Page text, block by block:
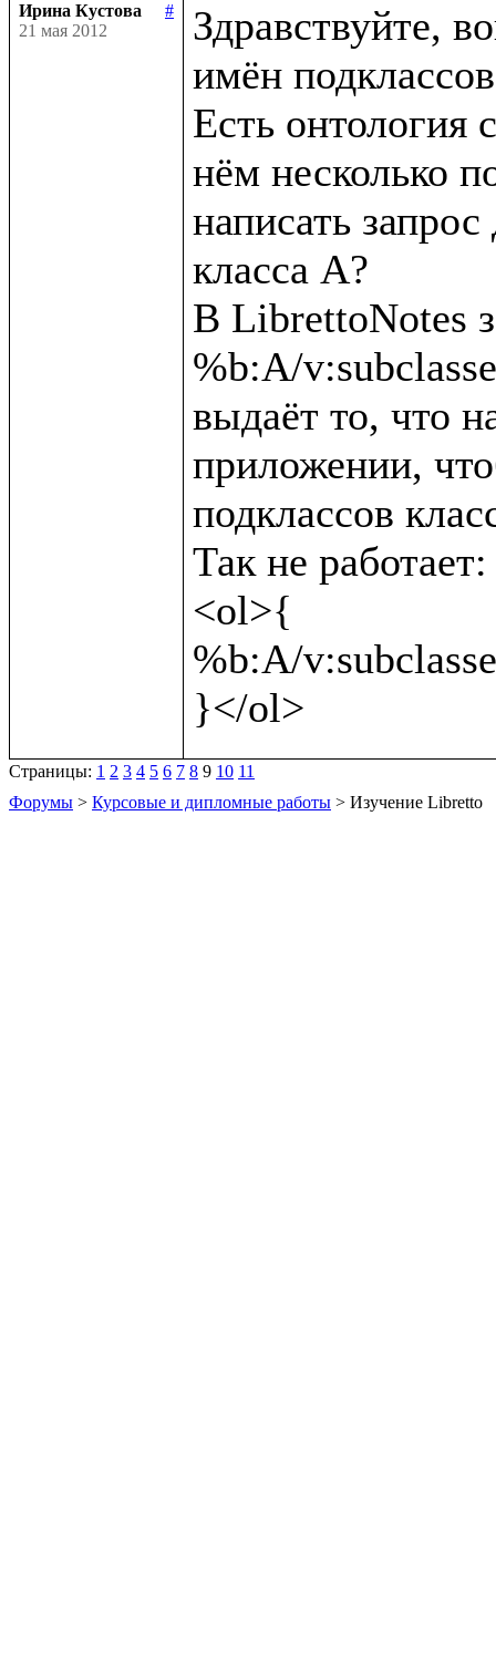
Ирина Кустова
#
21 мая 2012
Здравствуйте,
имён
Есть онтология
нём несколько
написать
класса А?
В LibrettoNotes
%b:A/
выдаёт то, что
приложении,
подклассов
Так не работает:
<ol>{
%b:A/
Страницы: 1 2 3 4 5 6 7 8 9 10 11
Форумы > Курсовые и дипломные работы > Изучение Libretto